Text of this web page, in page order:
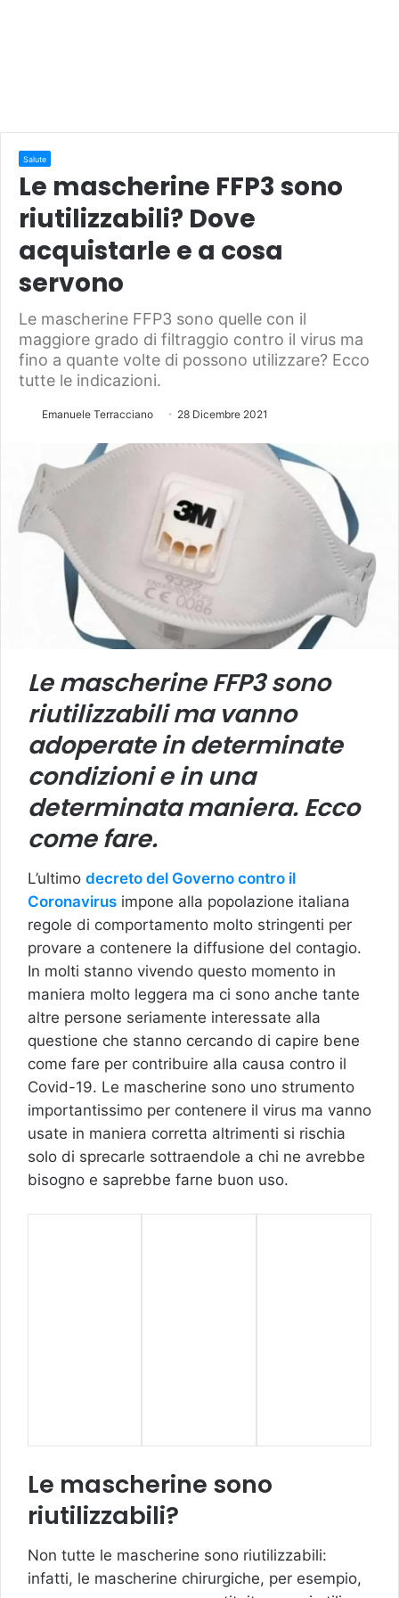
Salute
Le mascherine FFP3 sono
riutilizzabili? Dove
acquistarle e a cosa
servono
Le mascherine FFP3 sono quelle con il
maggiore grado di filtraggio contro il virus ma
fino a quante volte di possono utilizzare? Ecco
tutte le indicazioni.
Emanuele Terracciano 28 Dicembre 2021
Le mascherine FFP3 sono
riutilizzabili ma vanno
adoperate in determinate
condizioni e in una
determinata maniera. Ecco
come fare.
L’ultimo decreto del Governo contro il
Coronavirus impone alla popolazione italiana
regole di comportamento molto stringenti per
provare a contenere la diffusione del contagio.
In molti stanno vivendo questo momento in
maniera molto leggera ma ci sono anche tante
altre persone seriamente interessate alla
questione che stanno cercando di capire bene
come fare per contribuire alla causa contro il
Covid-19. Le mascherine sono uno strumento
importantissimo per contenere il virus ma vanno
usate in maniera corretta altrimenti si rischia
solo di sprecarle sottraendole a chi ne avrebbe
bisogno e saprebbe farne buon uso.
Le mascherine sono
riutilizzabili?
Non tutte le mascherine sono riutilizzabili:
infatti, le mascherine chirurgiche, per esempio,